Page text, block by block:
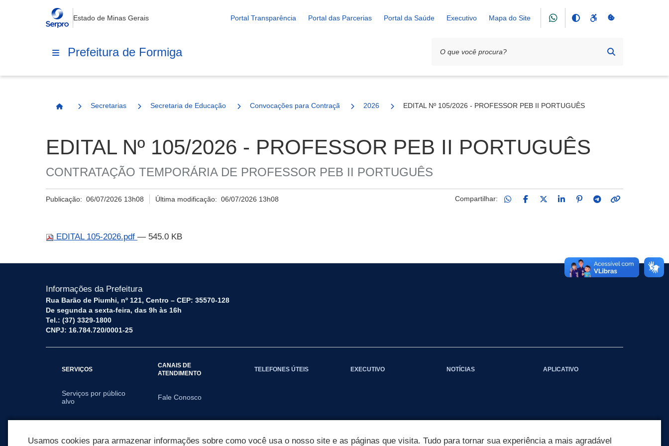
Estado de Minas Gerais Portal Transparência Portal das Parcerias Portal da Saúde Executivo Mapa do Site
Prefeitura de Formiga
Página Inicial
Secretarias Secretaria de Educação Convocações para Contração 2026 EDITAL Nº 105/2026 - PROFESSOR PEB II PORTUGUÊS
EDITAL Nº 105/2026 - PROFESSOR PEB II PORTUGUÊS
CONTRATAÇÃO TEMPORÁRIA DE PROFESSOR PEB II PORTUGUÊS
Publicação: 06/07/2026 13h08 Última modificação:06/07/2026 13h08 Compartilhar:
EDITAL 105-2026.pdf — 545.0 KB
Informações da Prefeitura
Rua Barão de Piumhi, nº 121, Centro – CEP: 35570-128
De segunda a sexta-feira, das 9h às 16h
Tel.: (37) 3329-1800
CNPJ: 16.784.720/0001-25
SERVIÇOS
Serviços por público
alvo
CANAIS DE
ATENDIMENTO
Fale Conosco
TELEFONES ÚTEIS EXECUTIVO NOTÍCIAS APLICATIVO
Usamos cookies para armazenar informações sobre como você usa o nosso site e as páginas que visita. Tudo para tornar sua experiência a mais agradável